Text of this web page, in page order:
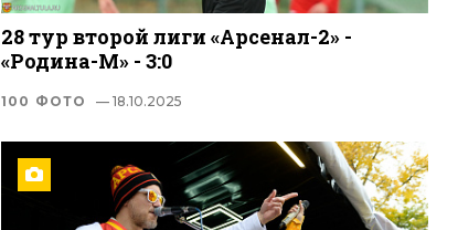
28 тур второй лиги «Арсенал-2» -
«Родина-М» - 3:0
100 ФОТО — 18.10.2025